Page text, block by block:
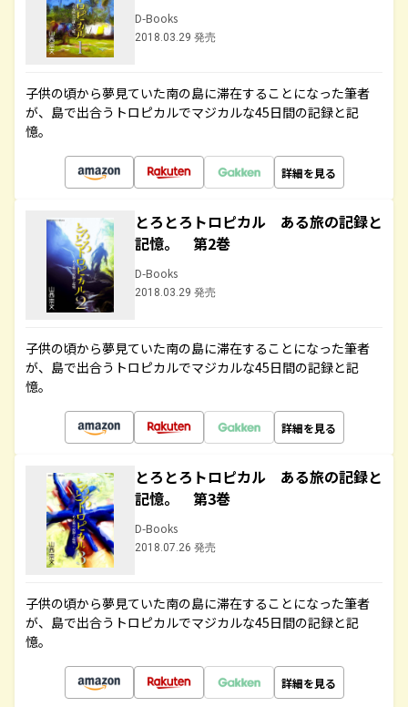
D-Books
2018.03.29 発売
子供の頃から夢見ていた南の島に滞在することになった筆者
が、島で出合うトロピカルでマジカルな45日間の記録と記
憶。
詳細を見る
とろとろトロピカル ある旅の記録と
記憶。 第2巻
D-Books
2018.03.29 発売
子供の頃から夢見ていた南の島に滞在することになった筆者
が、島で出合うトロピカルでマジカルな45日間の記録と記
憶。
詳細を見る
とろとろトロピカル ある旅の記録と
記憶。 第3巻
D-Books
2018.07.26 発売
子供の頃から夢見ていた南の島に滞在することになった筆者
が、島で出合うトロピカルでマジカルな45日間の記録と記
憶。
詳細を見る